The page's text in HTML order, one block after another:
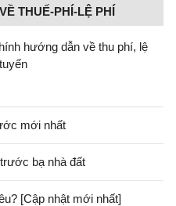
THUẾ-PHÍ-LỆ PHÍ
hướng dẫn về thu phí, lệ
mới nhất
bạ nhà đất
[Cập nhật mới nhất]